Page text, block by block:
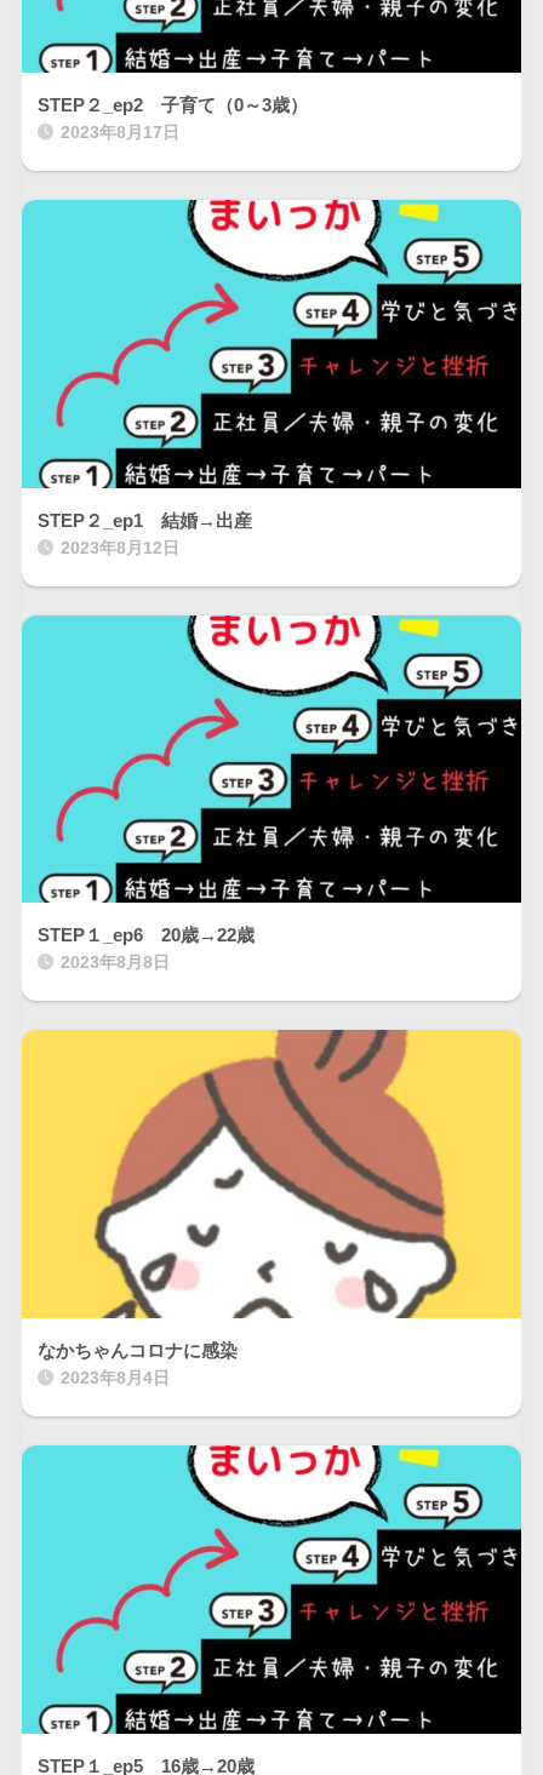
STEP２_ep2 子育て（0～3歳）
2023年8月17日
STEP２_ep1 結婚→出産
2023年8月12日
STEP１_ep6 20歳→22歳
2023年8月8日
なかちゃんコロナに感染
2023年8月4日
STEP１_ep5 16歳→20歳